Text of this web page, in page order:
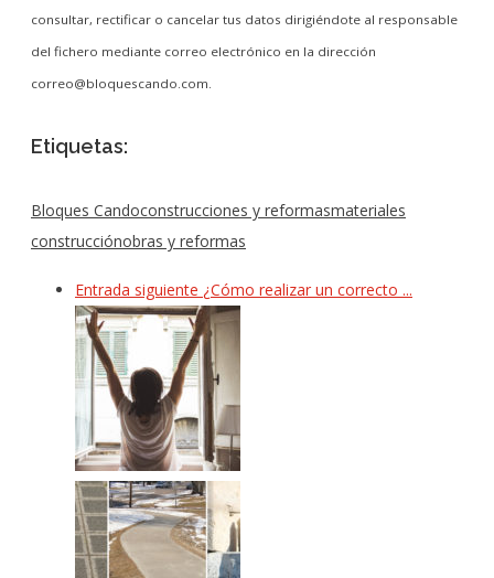
consultar, rectificar o cancelar tus datos dirigiéndote al responsable
del fichero mediante correo electrónico en la dirección
correo@bloquescando.com.
Etiquetas:
Bloques Candoconstrucciones y reformasmateriales
construcciónobras y reformas
Entrada siguiente ¿Cómo realizar un correcto ...